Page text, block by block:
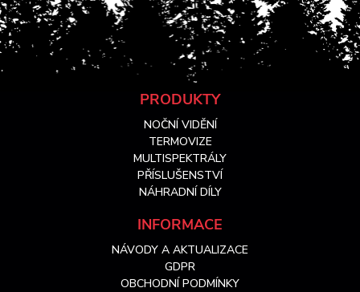
PRODUKTY
NOČNÍ VIDĚNÍ
TERMOVIZE
MULTISPEKTRÁLY
PŘÍSLUŠENSTVÍ
NÁHRADNÍ DÍLY
INFORMACE
NÁVODY A AKTUALIZACE
GDPR
OBCHODNÍ PODMÍNKY